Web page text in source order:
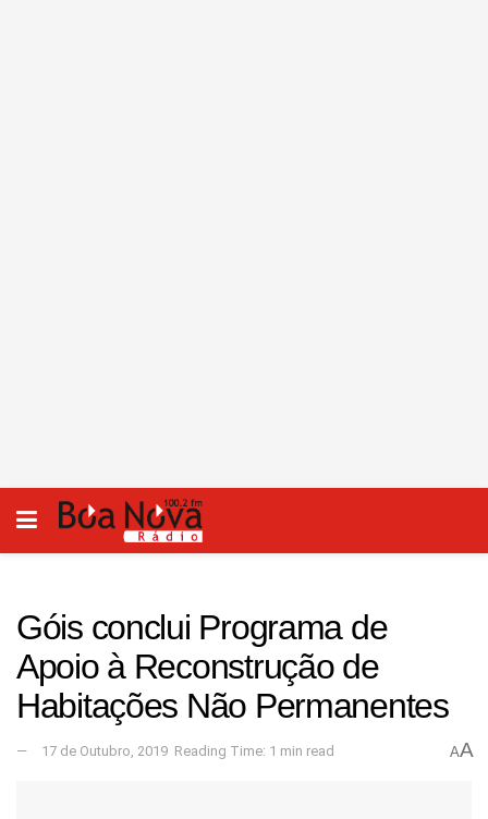
Góis conclui Programa de
Apoio à Reconstrução de
Habitações Não Permanentes
17 de Outubro, 2019 Reading Time: 1 min read AA